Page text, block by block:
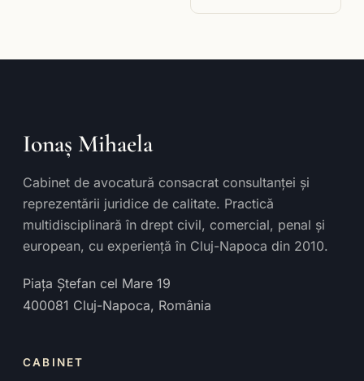
Ionaș Mihaela
Cabinet de avocatură consacrat consultanței și
reprezentării juridice de calitate. Practică
multidisciplinară în drept civil, comercial, penal și
european, cu experiență în Cluj-Napoca din 2010.
Piața Ștefan cel Mare 19
400081 Cluj-Napoca, România
CABINET